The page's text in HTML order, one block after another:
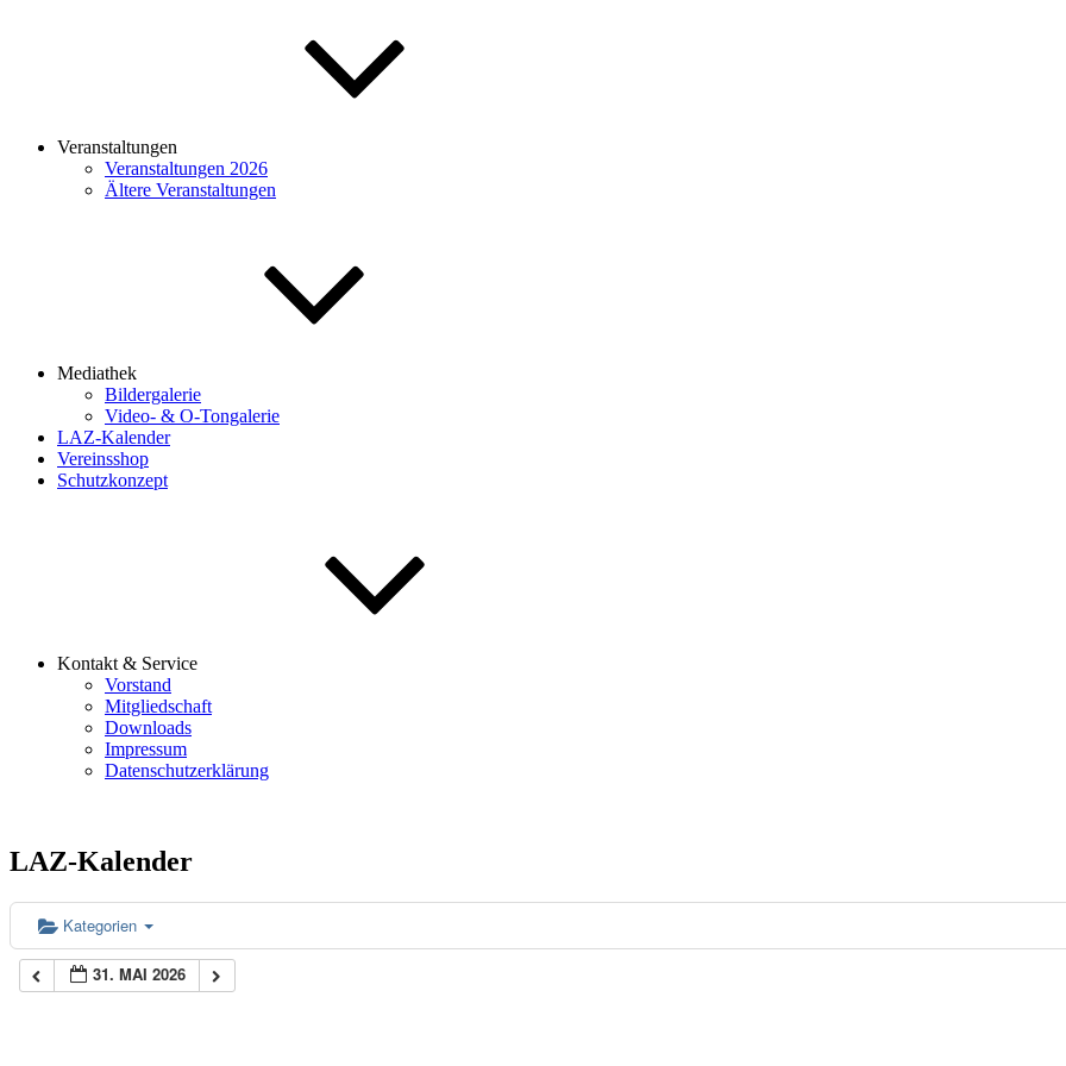
Veranstaltungen
Veranstaltungen 2026
Ältere Veranstaltungen
Mediathek
Bildergalerie
Video- & O-Tongalerie
LAZ-Kalender
Vereinsshop
Schutzkonzept
Kontakt & Service
Vorstand
Mitgliedschaft
Downloads
Impressum
Datenschutzerklärung
LAZ-Kalender
Kategorien
31. MAI 2026